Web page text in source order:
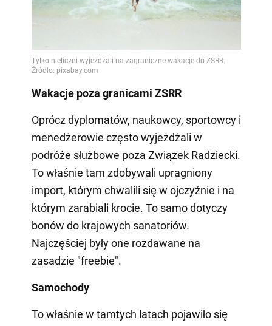
Wakacje poza granicami ZSRR
Oprócz dyplomatów, naukowcy, sportowcy i
menedżerowie często wyjeżdżali w
podróże służbowe poza Związek Radziecki.
To właśnie tam zdobywali upragniony
import, którym chwalili się w ojczyźnie i na
którym zarabiali krocie. To samo dotyczy
bonów do krajowych sanatoriów.
Najczęściej były one rozdawane na
zasadzie "freebie".
Samochody
To właśnie w tamtych latach pojawiło się